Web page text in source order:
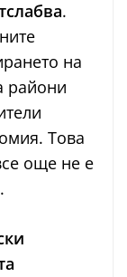
.
на
райони
Това
още не е